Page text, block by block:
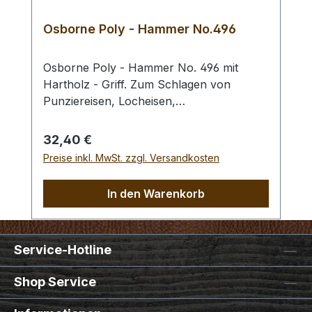
Osborne Poly - Hammer No.496
Osborne Poly - Hammer No. 496 mit
Hartholz - Griff. Zum Schlagen von
Punziereisen, Locheisen,
Schlagfläche. Wenig Rückschlag durch
schlagabsorbierenden Poly -
Hammerkopf. 240 gr Gesamtgewicht /
Regulärer Preis:
32,40 €
Preise inkl. MwSt. zzgl. Versandkosten
In den Warenkorb
Service-Hotline
Shop Service